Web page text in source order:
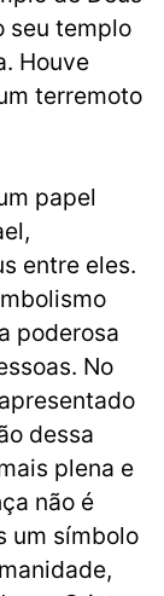
seu templo
Houve
terremoto
papel
entre eles.
poderosa
No
dessa
plena e
não é
um símbolo